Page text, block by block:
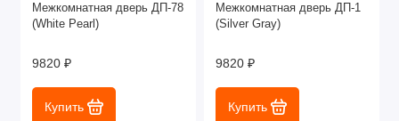
Межкомнатная дверь ДП-78
(White Pearl)
9820 ₽
Купить
Межкомнатная дверь ДП-1
(Silver Gray)
9820 ₽
Купить